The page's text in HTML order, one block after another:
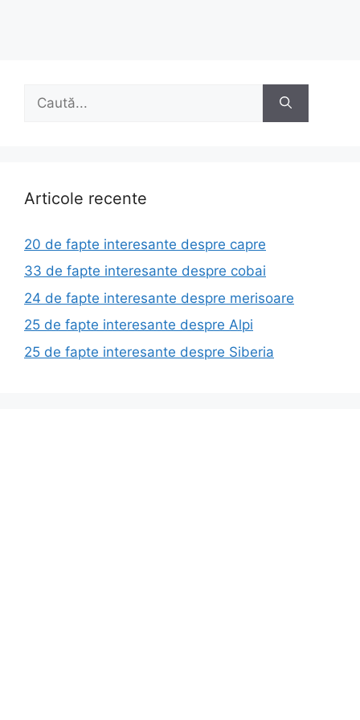
după:
Articole recente
20 de fapte interesante despre capre
33 de fapte interesante despre cobai
24 de fapte interesante despre merisoare
25 de fapte interesante despre Alpi
25 de fapte interesante despre Siberia